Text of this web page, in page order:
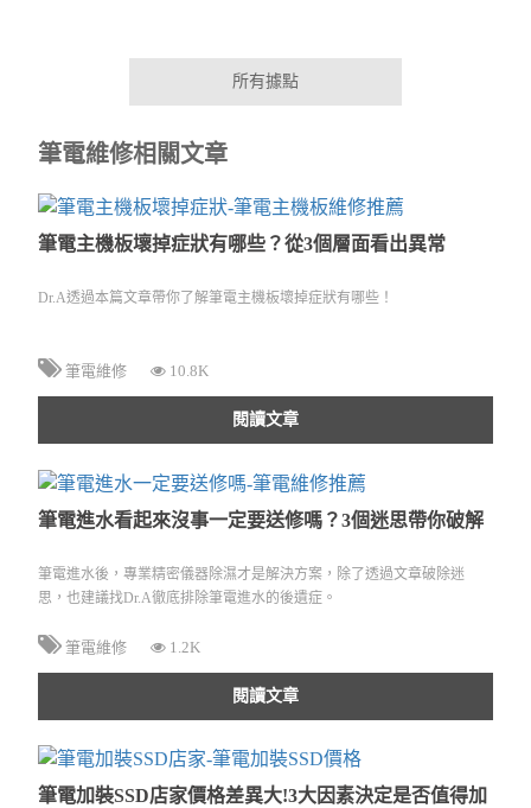
所有據點
筆電維修相關文章
筆電主機板壞掉症狀有哪些？從3個層面看出異常
Dr.A透過本篇文章帶你了解筆電主機板壞掉症狀有哪些！
筆電維修 10.8K
閱讀文章
筆電進水看起來沒事一定要送修嗎？3個迷思帶你破解
筆電進水後，專業精密儀器除濕才是解決方案，除了透過文章破除迷
思，也建議找Dr.A徹底排除筆電進水的後遺症。
筆電維修 1.2K
閱讀文章
筆電加裝SSD店家價格差異大!3大因素決定是否值得加